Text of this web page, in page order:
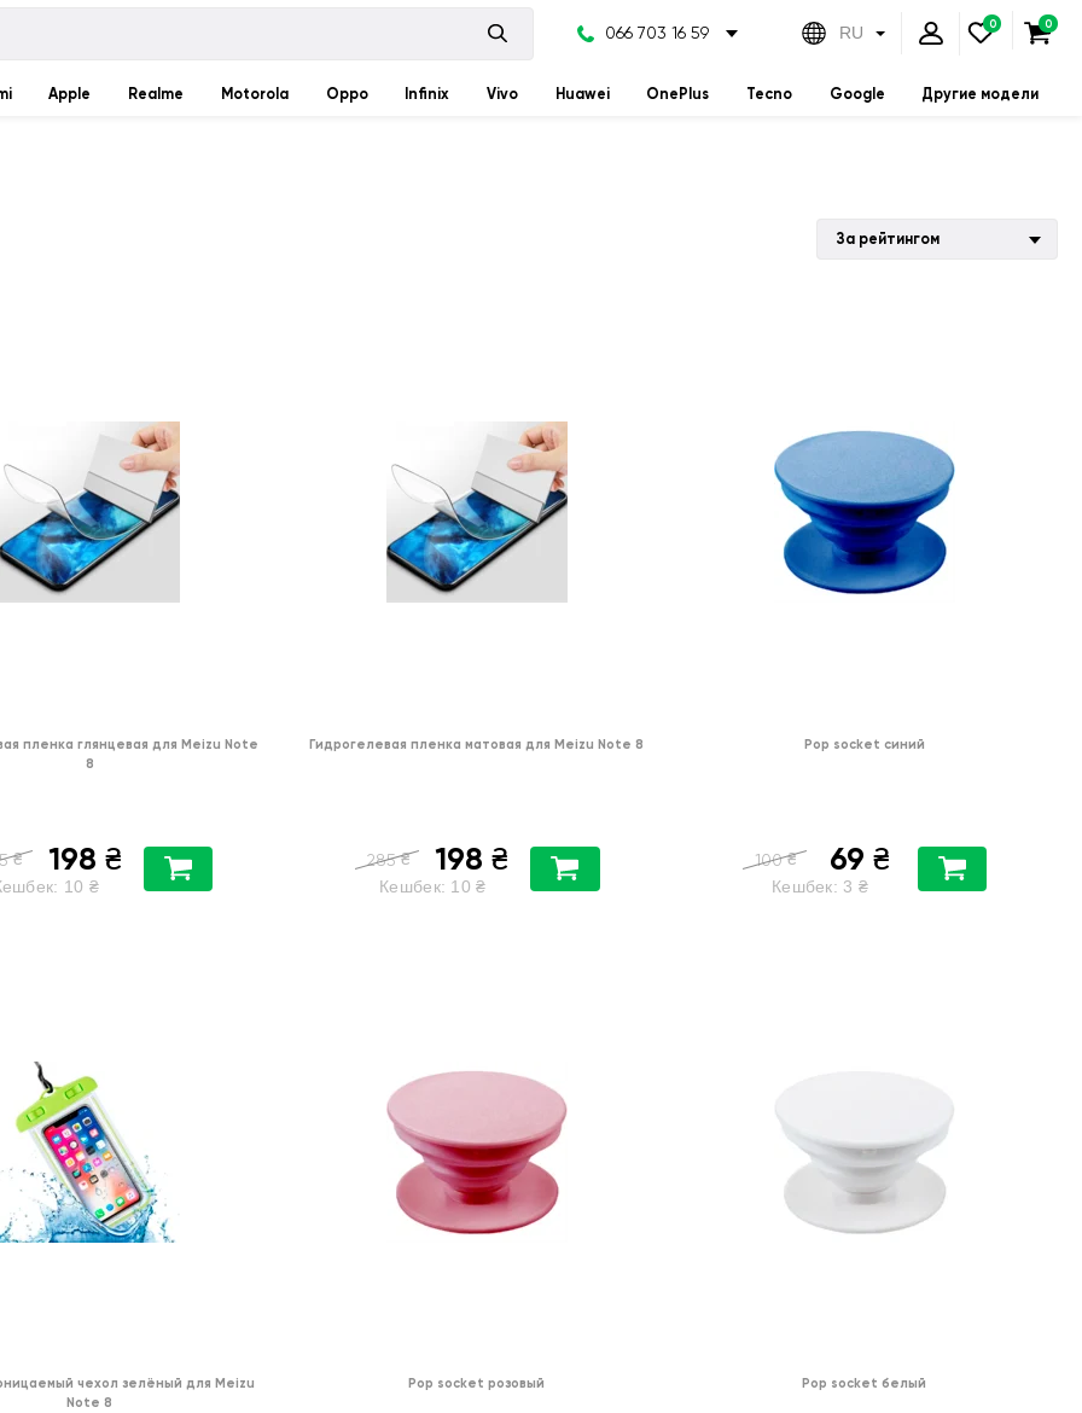
066 703 16 59 RU
Apple Realme Motorola Oppo Infinix Vivo Huawei OnePlus Tecno Google Другие модели
За рейтингом
пленка глянцевая для Meizu Note
8
₴ 198 ₴
10 ₴
Гидрогелевая пленка матовая для Meizu Note 8
285 ₴ 198 ₴
Кешбек: 10 ₴
Pop socket синий
100 ₴ 69 ₴
Кешбек: 3 ₴
чехол зелёный для Meizu
Note 8
Pop socket розовый Pop socket белый